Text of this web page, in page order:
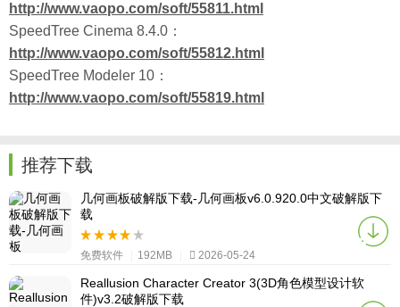
http://www.vaopo.com/soft/55811.html
SpeedTree Cinema 8.4.0：
http://www.vaopo.com/soft/55812.html
SpeedTree Modeler 10：
http://www.vaopo.com/soft/55819.html
推荐下载
几何画板破解版下载-几何画板v6.0.920.0中文破解版下
载
免费软件 192MB 2026-05-24
Reallusion Character Creator 3(3D角色模型设计软
件)v3.2破解版下载